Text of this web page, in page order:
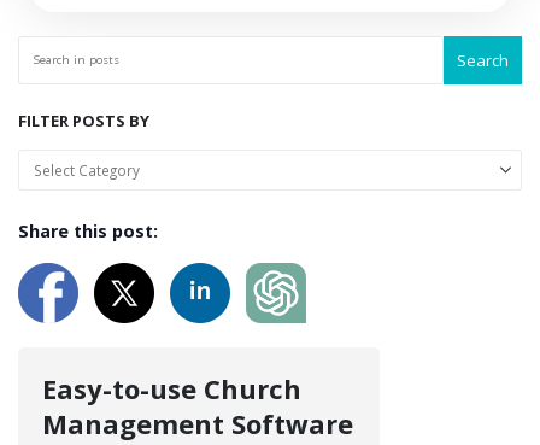
Search
FILTER POSTS BY
Share this post:
Easy-to-use Church
Management Software